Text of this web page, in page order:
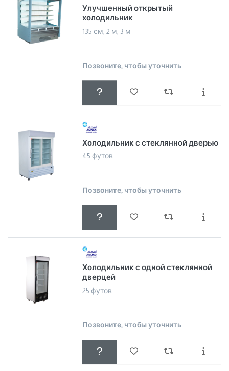
Улучшенный открытый
холодильник
135 см, 2 м, 3 м
Позвоните, чтобы уточнить
Холодильник с стеклянной дверью
45 футов
Позвоните, чтобы уточнить
Холодильник с одной стеклянной
дверцей
25 футов
Позвоните, чтобы уточнить